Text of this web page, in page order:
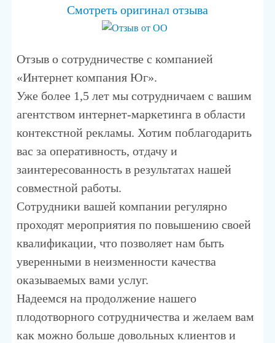
Отзыв о сотрудничестве с компанией
«Интернет компания Юг».
Уже более 1,5 лет мы сотрудничаем с вашим
агентством интернет-маркетинга в области
контекстной рекламы. Хотим поблагодарить
вас за оперативность, отдачу и
заинтересованность в результатах нашей
совместной работы.
Сотрудники вашей компании регулярно
проходят мероприятия по повышению своей
квалификации, что позволяет нам быть
уверенными в неизменности качества
оказываемых вами услуг.
Надеемся на продолжение нашего
плодотворного сотрудничества и желаем вам
как можно больше довольных клиентов и
Смотреть оригинал отзыва